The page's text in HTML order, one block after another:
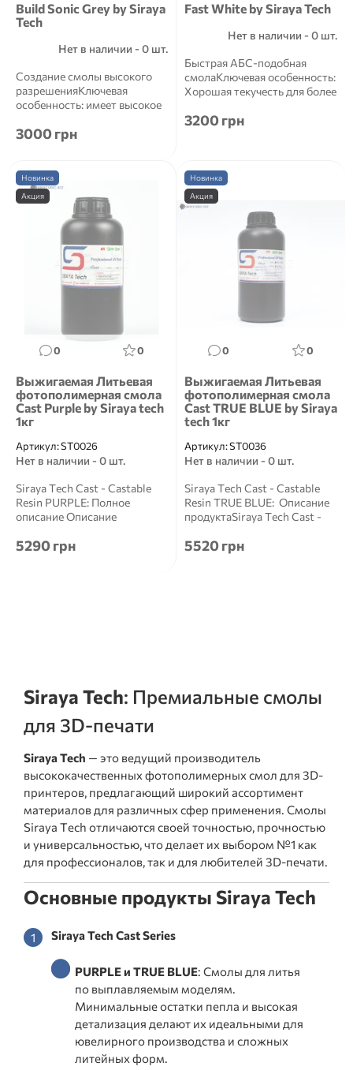
Build Sonic Grey by Siraya
Tech
Нет в наличии - 0 шт.
Создание смолы высокого
разрешенияКлючевая
особенность: имеет высокое
нарезаемые...
3000 грн
Fast White by Siraya Tech
Нет в наличии - 0 шт.
Быстрая АБС-подобная
смолаКлючевая особенность:
Хорошая текучесть для более
3200 грн
Новинка
Акция
0 0
Выжигаемая Литьевая
фотополимерная смола
Cast Purple by Siraya tech
1кг
Артикул:ST0026
Нет в наличии - 0 шт.
Siraya Tech Cast - Castable
Resin PURPLE: Полное
описание Описание
Casta...
5290 грн
Новинка
Акция
0 0
Выжигаемая Литьевая
фотополимерная смола
Cast TRUE BLUE by Siraya
tech 1кг
Артикул:ST0036
Нет в наличии - 0 шт.
Siraya Tech Cast - Castable
Resin TRUE BLUE: Описание
продуктаSiraya Tech Cast -
5520 грн
Siraya Tech: Премиальные смолы
для 3D-печати
Siraya Tech — это ведущий производитель
высококачественных фотополимерных смол для 3D-
принтеров, предлагающий широкий ассортимент
материалов для различных сфер применения. Смолы
Siraya Tech отличаются своей точностью, прочностью
и универсальностью, что делает их выбором №1 как
для профессионалов, так и для любителей 3D-печати.
Основные продукты Siraya Tech
Siraya Tech Cast Series
PURPLE и TRUE BLUE: Смолы для литья
по выплавляемым моделям.
Минимальные остатки пепла и высокая
детализация делают их идеальными для
ювелирного производства и сложных
литейных форм.